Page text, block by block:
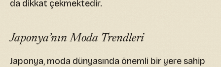
da dikkat çekmektedir.
Japonya’nın Moda Trendleri
Japonya, moda dünyasında önemli bir yere sahip